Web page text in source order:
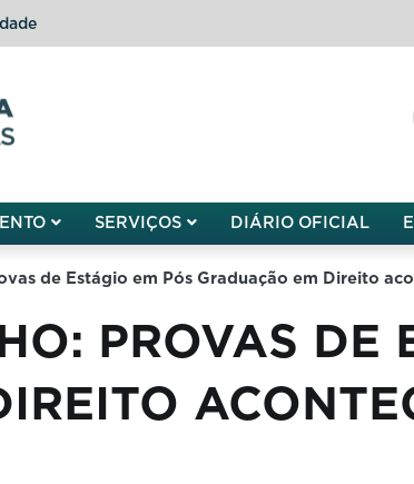
SERVIÇOS DIÁRIO OFICIAL
de Estágio em Pós Graduação em Direito
PROVAS DE